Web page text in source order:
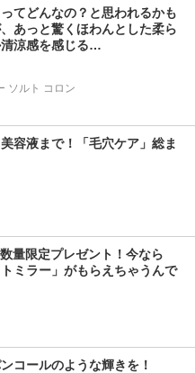
てどんなの？と思われるかも
あっと驚くほわんとした柔ら
涼感を感じる…
ソルト コロン
容液まで！「毛穴ケア」総ま
量限定プレゼント！今なら
トミラー」がもらえちゃうんで
コールのような輝きを！